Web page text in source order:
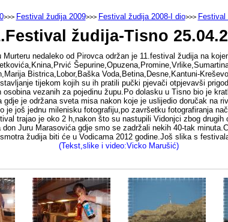
>>> Festival žudija 2009>>> Festival žudija 2008-I dio>>> Festival
žudija-Tisno
nedaleko od Pirovca održan je 11.festival žudija na
Bistrica,Lobor,Baška Voda,Betina,Desne,Kantuni-
tijekom kojih su ih pratili pučki pjevači otpjevavši
vezanih za pojedinu župu.Po dolasku u Tisno bio je
je održana sveta misa nakon koje je uslijedio doručak na
je još jednu milenisku fotografiju,po završetku fotografiranja
trajao je oko 2 h,nakon što su nastupili Vidonjci zbog
Juru Marasovića gdje smo se zadržali nekih 40-tak
žudija biti će u Vodicama 2012 godine.Još slika s
(Tekst,slike i video:Vicko Marušić)